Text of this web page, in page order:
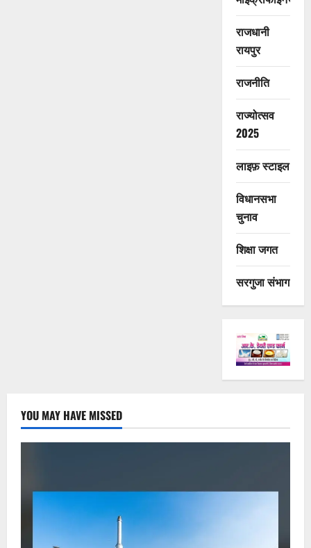
राजधानी
रायपुर
राजनीति
राज्योत्सव
2025
लाइफ़ स्टाइल
विधानसभा
चुनाव
शिक्षा जगत
सरगुजा संभाग
YOU MAY HAVE MISSED